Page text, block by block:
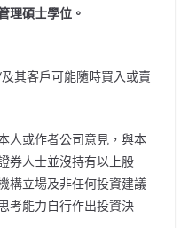
理碩士學位。
其客戶可能隨時買入或賣
人或作者公司意見，與本
券人士並沒持有以上股
構立場及非任何投資建議
考能力自行作出投資決